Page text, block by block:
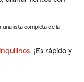
una lista completa de la
. ¡Es rápido y